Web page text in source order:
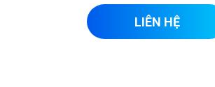
LIÊN HỆ